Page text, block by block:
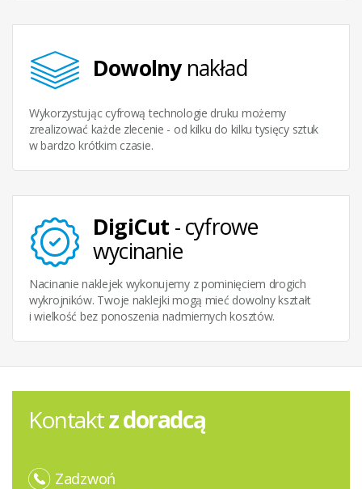
Dowolnynakład
Wykorzystując cyfrową technologie druku możemy
zrealizować każde zlecenie - od kilku do kilku tysięcy sztuk
w bardzo krótkim czasie.
DigiCut - cyfrowe
wycinanie
Nacinanie naklejek wykonujemy z pominięciem drogich
wykrojników. Twoje naklejki mogą mieć dowolny kształt
i wielkość bez ponoszenia nadmiernych kosztów.
Kontaktz doradcą
Zadzwoń